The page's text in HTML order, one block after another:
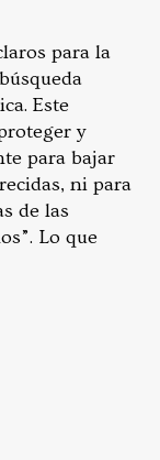
para la
Este
y
para bajar
ni para
de las
Lo que